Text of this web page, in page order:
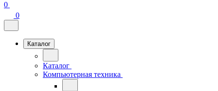
0
0
Каталог
Каталог
Компьютерная техника